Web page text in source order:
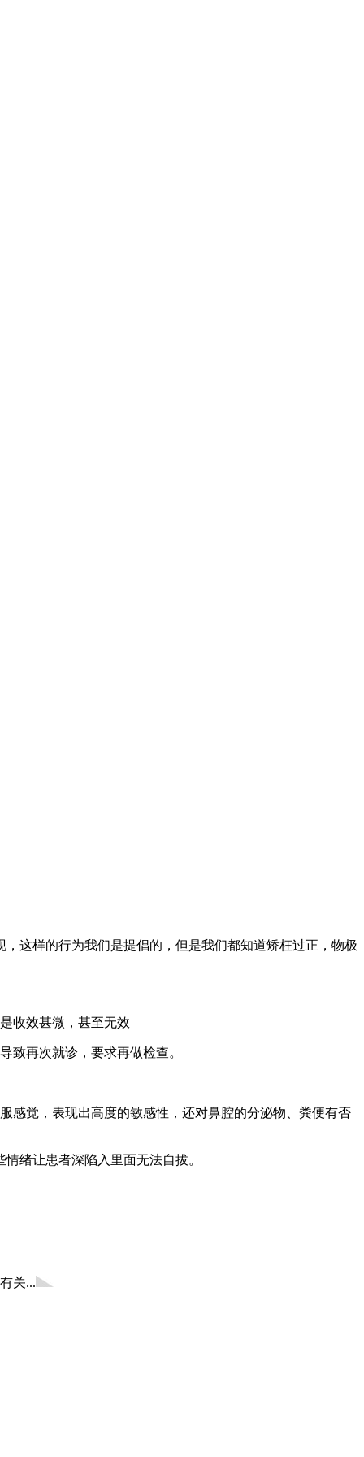
这样的行为我们是提倡的，但是我们都知道矫枉过正，物极
收效甚微，甚至无效
致再次就诊，要求再做检查。
感觉，表现出高度的敏感性，还对鼻腔的分泌物、粪便有否
绪让患者深陷入里面无法自拔。
关...